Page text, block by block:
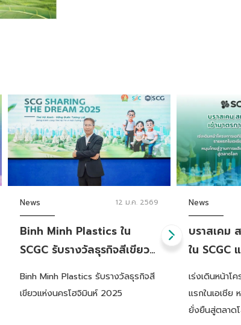
News 12 ม.ค. 2569
Binh Minh Plastics ใน
SCGC รับรางวัลธุรกิจสีเขียว
แห่งนครโฮจิมินห์ 2025 ย้ำเป้า
หมายเติบโตร่วมกับประเทศ
Binh Minh Plastics รับรางวัลธุรกิจสี
เขียวแห่งนครโฮจิมินห์ 2025
News
บราสเคม
ใน SCGC
รับเลือกจ
มาตรการ
FastPass
เร่งเดินหน้าโ
แรกในเอเชีย
ยั่งยืนสู่ตลาด